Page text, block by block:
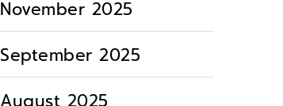
November 2025
September 2025